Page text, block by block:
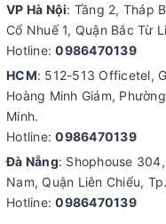
VP Hà Nội: Tầng 2, Tháp
Cổ Nhuế 1, Quận Bắc Từ
Hotline:0986470139
HCM: 512-513 Officetel,
Hoàng Minh Giám,
Minh.
Hotline:0986470139
Đà Nẵng: Shophouse
Nam, Quận Liên Chiểu,
Hotline:0986470139